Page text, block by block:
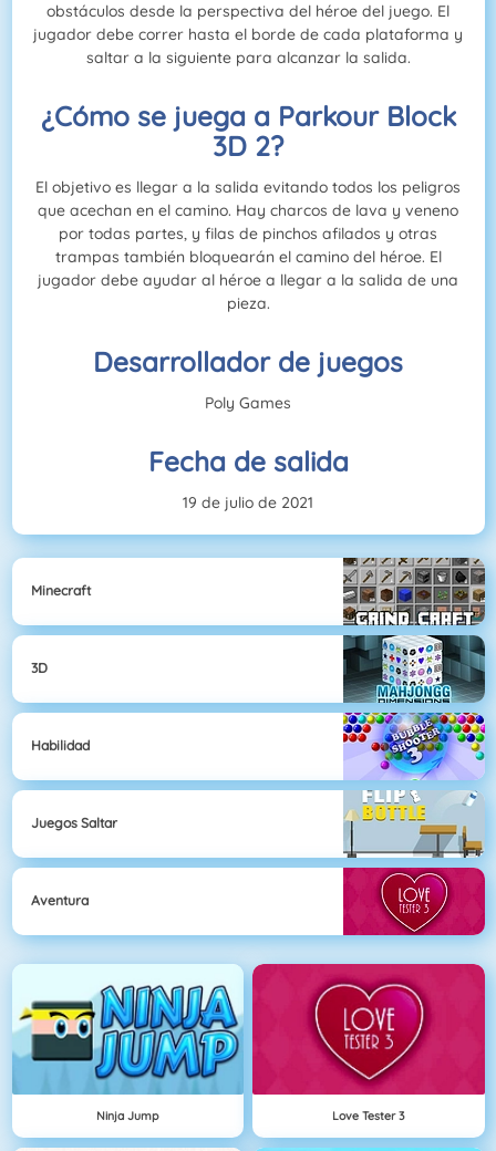
obstáculos desde la perspectiva del héroe del juego. El
jugador debe correr hasta el borde de cada plataforma y
saltar a la siguiente para alcanzar la salida.
¿Cómo se juega a Parkour Block
3D 2?
El objetivo es llegar a la salida evitando todos los peligros
que acechan en el camino. Hay charcos de lava y veneno
por todas partes, y filas de pinchos afilados y otras
trampas también bloquearán el camino del héroe. El
jugador debe ayudar al héroe a llegar a la salida de una
pieza.
Desarrollador de juegos
Poly Games
Fecha de salida
19 de julio de 2021
Minecraft
3D
Habilidad
Juegos Saltar
Aventura
Ninja Jump Love Tester 3